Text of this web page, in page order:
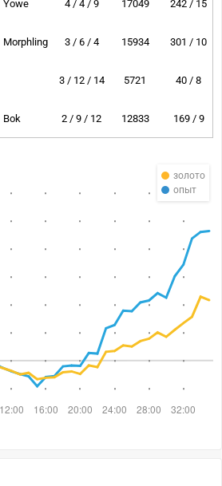
Yowe 4 / 4 / 9 17049 242 / 15
Morphling 3 / 6 / 4 15934 301 / 10
3 / 12 / 14 5721 40 / 8
Bok 2 / 9 / 12 12833 169 / 9
золото
опыт